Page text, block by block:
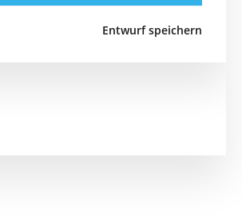
Entwurf speichern